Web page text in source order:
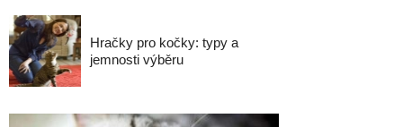
Hračky pro kočky: typy a
jemnosti výběru